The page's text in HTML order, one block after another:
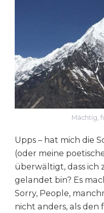
Mächtig,
Upps – hat mich die
(oder meine
überwältigt, dass ich
gelandet bin? Es
Sorry, People,
nicht anders, als